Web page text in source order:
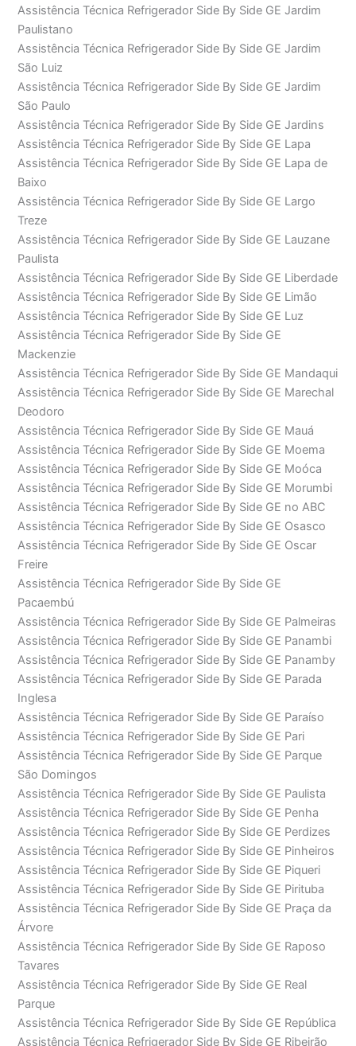
Assistência Técnica Refrigerador Side By Side GE Jardim
Paulistano
Assistência Técnica Refrigerador Side By Side GE Jardim
São Luiz
Assistência Técnica Refrigerador Side By Side GE Jardim
São Paulo
Assistência Técnica Refrigerador Side By Side GE Jardins
Assistência Técnica Refrigerador Side By Side GE Lapa
Assistência Técnica Refrigerador Side By Side GE Lapa de
Baixo
Assistência Técnica Refrigerador Side By Side GE Largo
Treze
Assistência Técnica Refrigerador Side By Side GE Lauzane
Paulista
Assistência Técnica Refrigerador Side By Side GE Liberdade
Assistência Técnica Refrigerador Side By Side GE Limão
Assistência Técnica Refrigerador Side By Side GE Luz
Assistência Técnica Refrigerador Side By Side GE
Mackenzie
Assistência Técnica Refrigerador Side By Side GE Mandaqui
Assistência Técnica Refrigerador Side By Side GE Marechal
Deodoro
Assistência Técnica Refrigerador Side By Side GE Mauá
Assistência Técnica Refrigerador Side By Side GE Moema
Assistência Técnica Refrigerador Side By Side GE Moóca
Assistência Técnica Refrigerador Side By Side GE Morumbi
Assistência Técnica Refrigerador Side By Side GE no ABC
Assistência Técnica Refrigerador Side By Side GE Osasco
Assistência Técnica Refrigerador Side By Side GE Oscar
Freire
Assistência Técnica Refrigerador Side By Side GE
Pacaembú
Assistência Técnica Refrigerador Side By Side GE Palmeiras
Assistência Técnica Refrigerador Side By Side GE Panambi
Assistência Técnica Refrigerador Side By Side GE Panamby
Assistência Técnica Refrigerador Side By Side GE Parada
Inglesa
Assistência Técnica Refrigerador Side By Side GE Paraíso
Assistência Técnica Refrigerador Side By Side GE Pari
Assistência Técnica Refrigerador Side By Side GE Parque
São Domingos
Assistência Técnica Refrigerador Side By Side GE Paulista
Assistência Técnica Refrigerador Side By Side GE Penha
Assistência Técnica Refrigerador Side By Side GE Perdizes
Assistência Técnica Refrigerador Side By Side GE Pinheiros
Assistência Técnica Refrigerador Side By Side GE Piqueri
Assistência Técnica Refrigerador Side By Side GE Pirituba
Assistência Técnica Refrigerador Side By Side GE Praça da
Árvore
Assistência Técnica Refrigerador Side By Side GE Raposo
Tavares
Assistência Técnica Refrigerador Side By Side GE Real
Parque
Assistência Técnica Refrigerador Side By Side GE República
Assistência Técnica Refrigerador Side By Side GE Ribeirão